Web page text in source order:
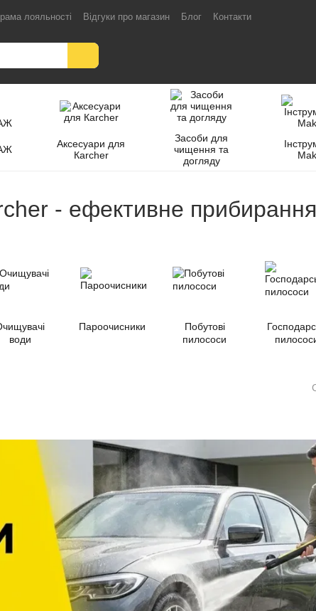
лояльності Відгуки про магазин Блог Контакти
Аксесуари для
Кarcher
Засоби для
чищення та
догляду
- ефективне прибирання
води
Пароочисники
Побутові
пилососи